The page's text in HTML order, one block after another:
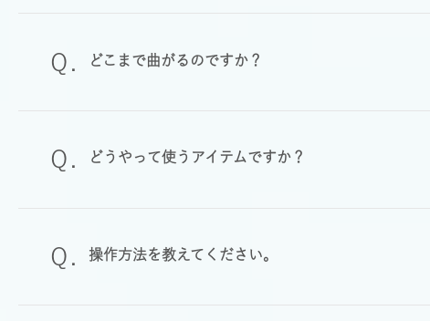
どこまで曲がるのですか？
どうやって使うアイテムですか？
操作方法を教えてください。